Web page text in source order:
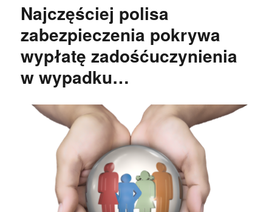
Najczęściej polisa
zabezpieczenia pokrywa
wypłatę zadośćuczynienia
w wypadku…